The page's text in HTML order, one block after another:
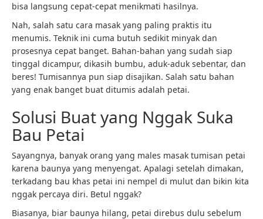
bisa langsung cepat-cepat menikmati hasilnya.
Nah, salah satu cara masak yang paling praktis itu
menumis. Teknik ini cuma butuh sedikit minyak dan
prosesnya cepat banget. Bahan-bahan yang sudah siap
tinggal dicampur, dikasih bumbu, aduk-aduk sebentar, dan
beres! Tumisannya pun siap disajikan. Salah satu bahan
yang enak banget buat ditumis adalah petai.
Solusi Buat yang Nggak Suka
Bau Petai
Sayangnya, banyak orang yang males masak tumisan petai
karena baunya yang menyengat. Apalagi setelah dimakan,
terkadang bau khas petai ini nempel di mulut dan bikin kita
nggak percaya diri. Betul nggak?
Biasanya, biar baunya hilang, petai direbus dulu sebelum